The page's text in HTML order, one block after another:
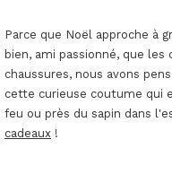
Parce que Noël approche à
bien, ami passionné, que
chaussures, nous avons
cette curieuse coutume qui
feu ou près du sapin dans
cadeaux !